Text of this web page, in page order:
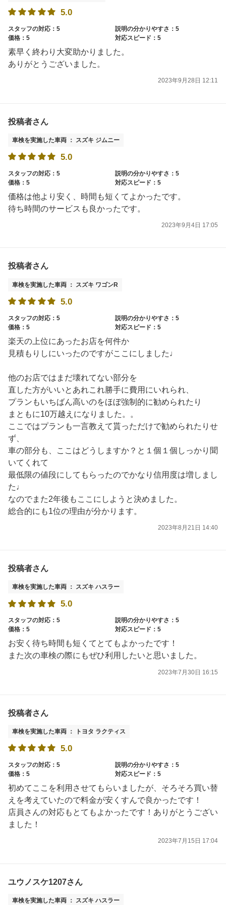
5.0
スタッフの対応：5
説明の分かりやすさ：5
価格：5
対応スピード：5
素早く終わり大変助かりました。
ありがとうございました。
2023年9月28日 12:11
投稿者さん
車検を実施した車両 ： スズキ ジムニー
5.0
スタッフの対応：5
説明の分かりやすさ：5
価格：5
対応スピード：5
価格は他より安く、時間も短くてよかったです。
待ち時間のサービスも良かったです。
2023年9月4日 17:05
投稿者さん
車検を実施した車両 ： スズキ ワゴンR
5.0
スタッフの対応：5
説明の分かりやすさ：5
価格：5
対応スピード：5
楽天の上位にあったお店を何件か
見積もりしにいったのですがここにしました♩
他のお店ではまだ壊れてない部分を
直した方がいいとあれこれ勝手に費用にいれられ、
プランもいちばん高いのをほぼ強制的に勧められたり
まともに10万越えになりました。。
ここではプランも一言教えて貰っただけで勧められたりせ
ず、
車の部分も、ここはどうしますか？と１個１個しっかり聞
いてくれて
最低限の値段にしてもらったのでかなり信用度は増しまし
た♩
なのでまた2年後もここにしようと決めました。
総合的にも1位の理由が分かります。
2023年8月21日 14:40
投稿者さん
車検を実施した車両 ： スズキ ハスラー
5.0
スタッフの対応：5
説明の分かりやすさ：5
価格：5
対応スピード：5
お安く待ち時間も短くてとてもよかったです！
また次の車検の際にもぜひ利用したいと思いました。
2023年7月30日 16:15
投稿者さん
車検を実施した車両 ： トヨタ ラクティス
5.0
スタッフの対応：5
説明の分かりやすさ：5
価格：5
対応スピード：5
初めてここを利用させてもらいましたが、そろそろ買い替
えを考えていたので料金が安くすんで良かったです！
店員さんの対応もとてもよかったです！ありがとうござい
ました！
2023年7月15日 17:04
ユウノスケ1207さん
車検を実施した車両 ： スズキ ハスラー